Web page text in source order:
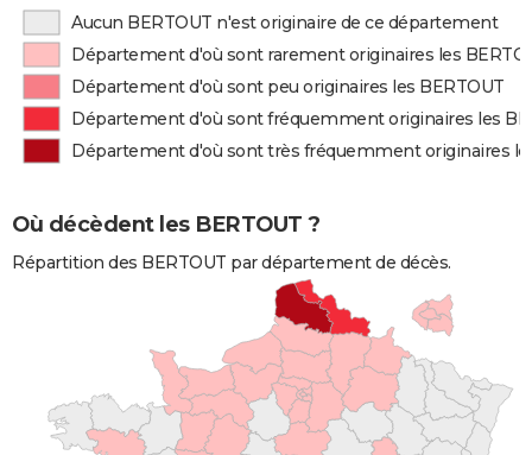
Aucun BERTOUT n'est originaire de ce département
Département d'où sont rarement originaires les
Département d'où sont peu originaires les BERTOUT
Département d'où sont fréquemment originaires les
Département d'où sont très fréquemment originaires
Où décèdent les BERTOUT ?
Répartition des BERTOUT par département de décès.